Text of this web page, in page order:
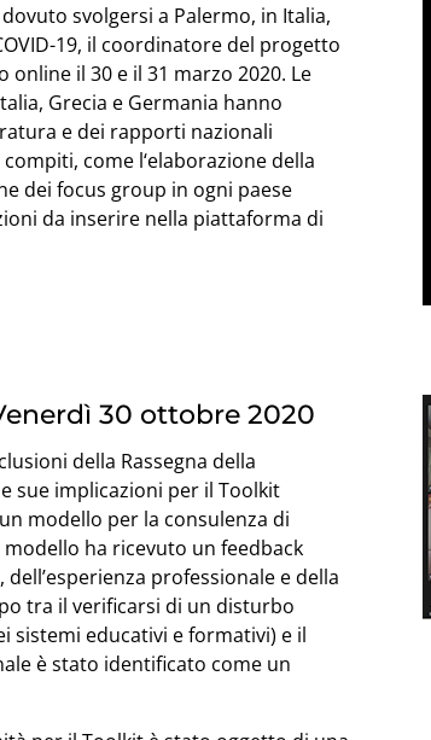
svolgersi a Palermo, in Italia,
19, il coordinatore del progetto
il 30 e il 31 marzo 2020. Le
Grecia e Germania hanno
e dei rapporti nazionali
come l‘elaborazione della
dei focus group in ogni paese
da inserire nella piattaforma di
30 ottobre 2020
della Rassegna della
sue implicazioni per il Toolkit
modello per la consulenza di
ha ricevuto un feedback
professionale e della
tra il verificarsi di un disturbo
sistemi educativi e formativi) e il
è stato identificato come un